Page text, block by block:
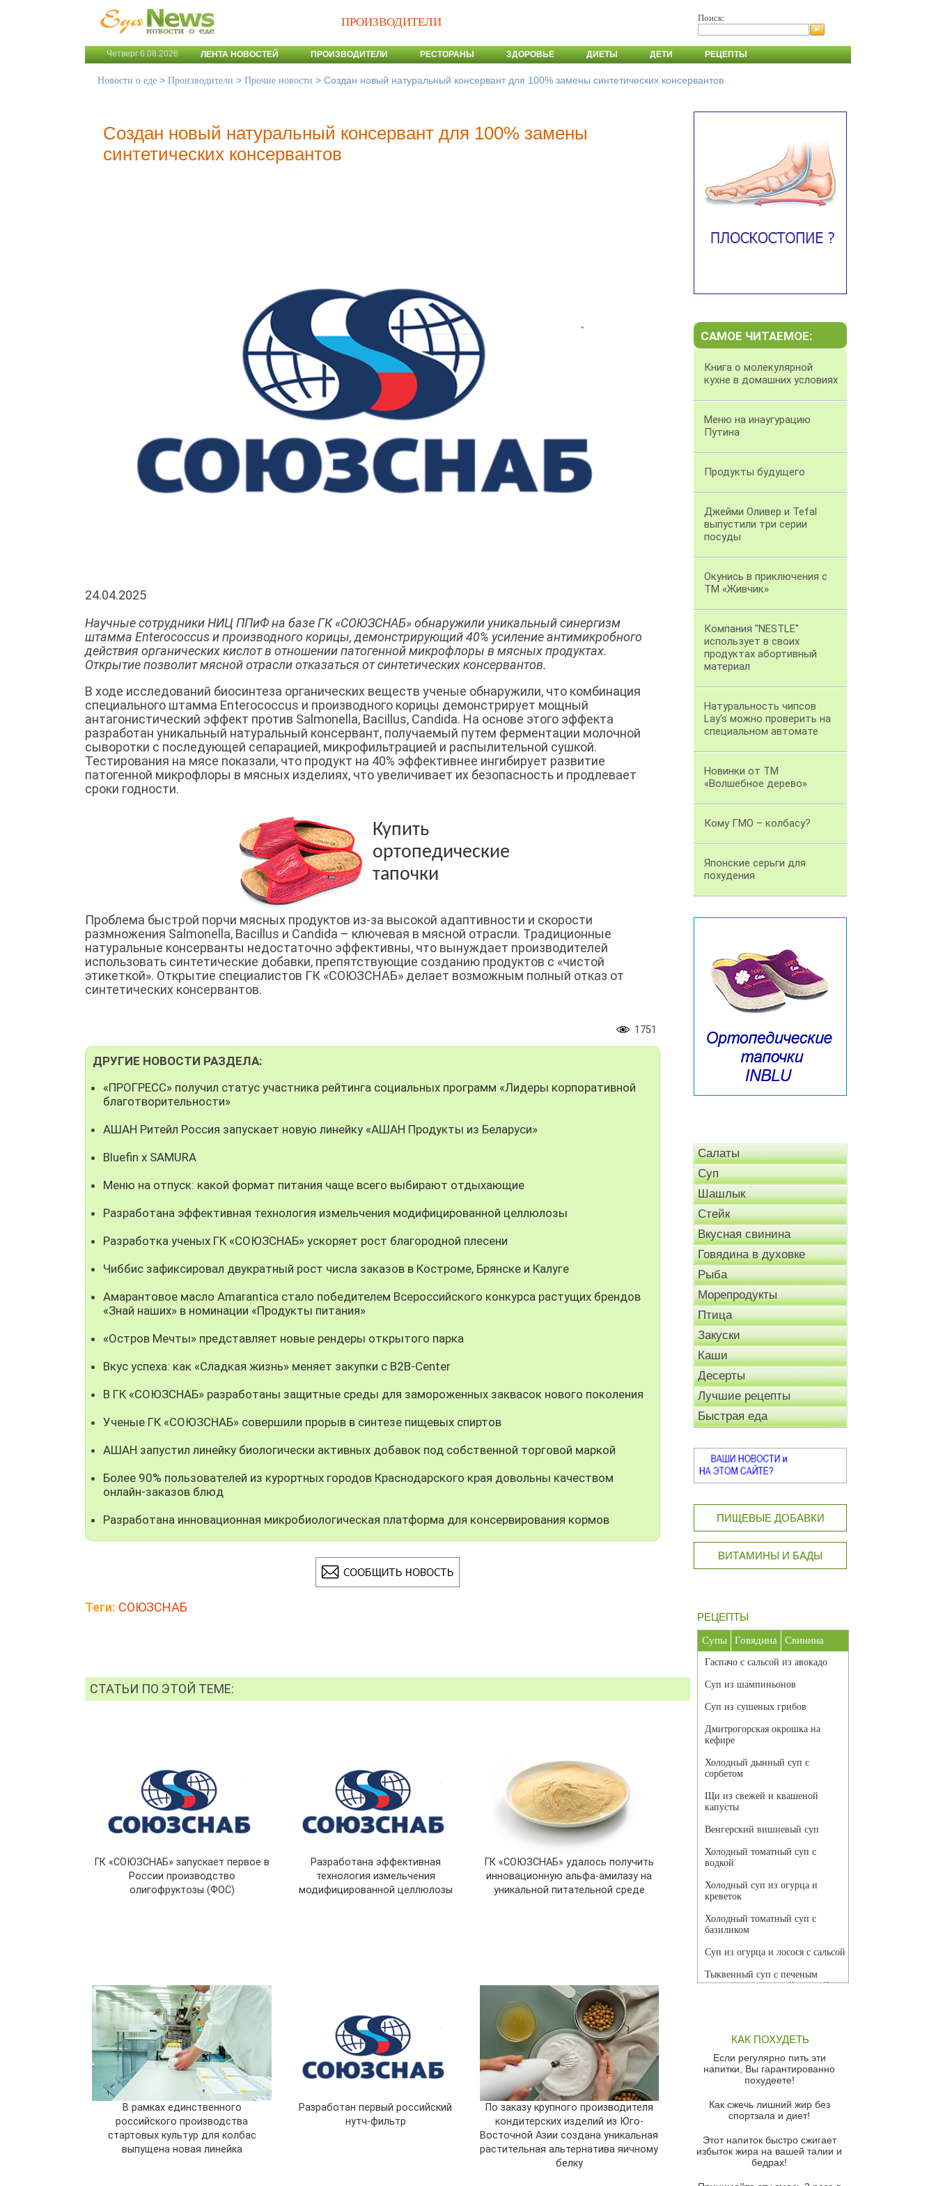
ПРОИЗВОДИТЕЛИ Поиск:
Четверг 6.08.2026 ЛЕНТА НОВОСТЕЙ ПРОИЗВОДИТЕЛИ РЕСТОРАНЫ ЗДОРОВЬЕ ДИЕТЫ ДЕТИ РЕЦЕПТЫ
Новости о еде > Производители > Прочие новости > Создан новый натуральный консервант для 100% замены синтетических консервантов
Создан новый натуральный консервант для 100% замены
синтетических консервантов
24.04.2025
Научные сотрудники НИЦ ППиФ на базе ГК «СОЮЗСНАБ» обнаружили уникальный синергизм
штамма Enterococcus и производного корицы, демонстрирующий 40% усиление антимикробного
действия органических кислот в отношении патогенной микрофлоры в мясных продуктах.
Открытие позволит мясной отрасли отказаться от синтетических консервантов.
В ходе исследований биосинтеза органических веществ ученые обнаружили, что комбинация
специального штамма Enterococcus и производного корицы демонстрирует мощный
антагонистический эффект против Salmonella, Bacillus, Candida. На основе этого эффекта
разработан уникальный натуральный консервант, получаемый путем ферментации молочной
сыворотки с последующей сепарацией, микрофильтрацией и распылительной сушкой.
Тестирования на мясе показали, что продукт на 40% эффективнее ингибирует развитие
патогенной микрофлоры в мясных изделиях, что увеличивает их безопасность и продлевает
сроки годности.
Купить
ортопедические
тапочки
Проблема быстрой порчи мясных продуктов из-за высокой адаптивности и скорости
размножения Salmonella, Bacillus и Candida – ключевая в мясной отрасли. Традиционные
натуральные консерванты недостаточно эффективны, что вынуждает производителей
использовать синтетические добавки, препятствующие созданию продуктов с «чистой
этикеткой». Открытие специалистов ГК «СОЮЗСНАБ» делает возможным полный отказ от
синтетических консервантов.
1751
ДРУГИЕ НОВОСТИ РАЗДЕЛА:
«ПРОГРЕСС» получил статус участника рейтинга социальных программ «Лидеры корпоративной
благотворительности»
АШАН Ритейл Россия запускает новую линейку «АШАН Продукты из Беларуси»
Bluefin x SAMURA
Меню на отпуск: какой формат питания чаще всего выбирают отдыхающие
Разработана эффективная технология измельчения модифицированной целлюлозы
Разработка ученых ГК «СОЮЗСНАБ» ускоряет рост благородной плесени
Чиббис зафиксировал двукратный рост числа заказов в Костроме, Брянске и Калуге
Амарантовое масло Amarantica стало победителем Всероссийского конкурса растущих брендов
«Знай наших» в номинации «Продукты питания»
«Остров Мечты» представляет новые рендеры открытого парка
Вкус успеха: как «Сладкая жизнь» меняет закупки с B2B-Center
В ГК «СОЮЗСНАБ» разработаны защитные среды для замороженных заквасок нового поколения
Ученые ГК «СОЮЗСНАБ» совершили прорыв в синтезе пищевых спиртов
АШАН запустил линейку биологически активных добавок под собственной торговой маркой
Более 90% пользователей из курортных городов Краснодарского края довольны качеством
онлайн-заказов блюд
Разработана инновационная микробиологическая платформа для консервирования кормов
Теги: СОЮЗСНАБ
СТАТЬИ ПО ЭТОЙ ТЕМЕ:
ГК «СОЮЗСНАБ» запускает первое в
России производство
олигофруктозы (ФОС)
Разработана эффективная
технология измельчения
модифицированной целлюлозы
ГК «СОЮЗСНАБ» удалось получить
инновационную альфа-амилазу на
уникальной питательной среде
В рамках единственного
российского производства
стартовых культур для колбас
выпущена новая линейка
Разработан первый российский
нутч-фильтр
По заказу крупного производителя
кондитерских изделий из Юго-
Восточной Азии создана уникальная
растительная альтернатива яичному
белку
САМОЕ ЧИТАЕМОЕ:
Книга о молекулярной
кухне в домашних условиях
Меню на инаугурацию
Путина
Продукты будущего
Джейми Оливер и Tefal
выпустили три серии
посуды
Окунись в приключения с
ТМ «Живчик»
Компания "NESTLE"
использует в своих
продуктах абортивный
материал
Натуральность чипсов
Lay's можно проверить на
специальном автомате
Новинки от ТМ
«Волшебное дерево»
Кому ГМО – колбасу?
Японские серьги для
похудения
Салаты
Суп
Шашлык
Стейк
Вкусная свинина
Говядина в духовке
Рыба
Морепродукты
Птица
Закуски
Каши
Десерты
Лучшие рецепты
Быстрая еда
ПИЩЕВЫЕ ДОБАВКИ
ВИТАМИНЫ И БАДЫ
РЕЦЕПТЫ
Супы Говядина Свинина
Гаспачо с сальсой из авокадо
Суп из шампиньонов
Суп из сушеных грибов
Дмитрогорская окрошка на
кефире
Холодный дынный суп с
сорбетом
Щи из свежей и квашеной
капусты
Венгерский вишневый суп
Холодный томатный суп с
водкой
Холодный суп из огурца и
креветок
Холодный томатный суп с
базиликом
Суп из огурца и лосося с сальсой
Тыквенный суп с печеным
чесноком и томатной сальсой
красного перца
Парижский луковый суп
Суп из спаржи и горошка с
Суп-крем из цветной капусты
Французский луковый суп
Суп из баклажанов с моцареллой
КАК ПОХУДЕТЬ
Если регулярно пить эти
напитки, Вы гарантированно
похудеете!
Как сжечь лишний жир без
спортзала и диет!
Этот напиток быстро сжигает
избыток жира на вашей талии и
бедрах!